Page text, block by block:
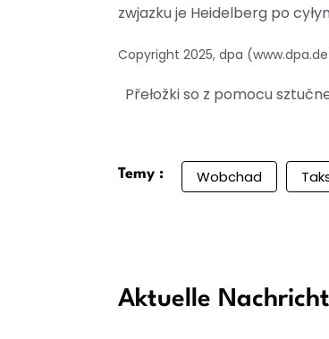
zwjazku je Heidelberg po
Copyright 2025, dpa
Přełožki so z pomocu
Temy : Wobchad
Aktuelle